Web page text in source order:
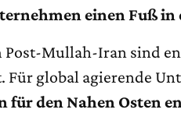
einen Fuß in
Mullah-Iran sind
global agierende
für den Nahen Osten